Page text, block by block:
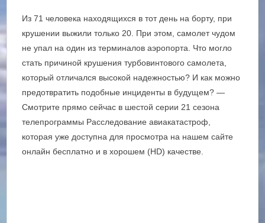
Из 71 человека находящихся в тот день на борту, при
крушении выжили только 20. При этом, самолет чудом
не упал на один из терминалов аэропорта. Что могло
стать причиной крушения турбовинтового самолета,
который отличался высокой надежностью? И как можно
предотвратить подобные инциденты в будущем? —
Смотрите прямо сейчас в шестой серии 21 сезона
телепрограммы Расследование авиакатастроф,
которая уже доступна для просмотра на нашем сайте
онлайн бесплатно и в хорошем (HD) качестве.